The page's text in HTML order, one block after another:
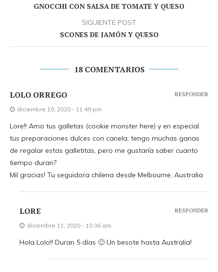
GNOCCHI CON SALSA DE TOMATE Y QUESO
SIGUIENTE POST
SCONES DE JAMÓN Y QUESO
18 COMENTARIOS
LOLO ORREGO
diciembre 10, 2020 - 11:49 pm
Lore!! Amo tus galletas (cookie monster here) y en especial
tus preparaciones dulces con canela, tengo muchas ganas
de regalar estas galletitas, pero me gustaría saber cuanto
tiempo duran?
Mil gracias! Tu seguidora chilena desde Melbourne, Australia
RESPONDER
LORE
diciembre 11, 2020 - 10:36 am
Hola Lolo!! Duran 5 días 🙂 Un besote hasta Australia!
RESPONDER